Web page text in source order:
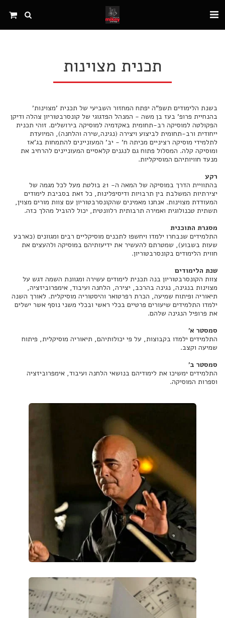
תכנית מצוינות
בשנת הלימודים תשפ"ה יפתח המחזור השביעי של תכנית 'מצוינות'
בהנחיית פרופ' בעז בן משה - המנהל הפדגוגי של קונסרבטוריון צהלה ודיקן
הפקולטה למוסיקה רב-תחומית באקדמיה למוסיקה בירושלים. זוהי תכנית
ייחודית ורב-תחומית לביצוע ויצירה (נגינה,שירה והלחנה), המיועדת
לתלמידי מוסיקה רציניים מכיתה ח' - יב' המעוניינים להתמחות בג'אז
ומוסיקה קלה. המסלול פתוח גם לנגנים קלאסיים המעוניינים להרחיב את
מנעד חוויותיהם המוסיקליות.
רקע
בהתוויית הדרך במוסיקה של המאה ה- 21 בולטת מעל לכל מגמה של
יצירתיות המשלבת בין תרבויות ודיסיפלינות, כל זאת בסביבת לימודים
המעודדת מצוינות. אנחנו מאמינים שהקונסרבטוריון עם צוות מורים מצוין,
תשתית טכנולוגית ואמירה תרבותית רלוונטית, יכול להוביל מהלך כזה.
מסגרת התוכנית
התלמידים שנבחרו ילמדו ויחשפו לתכנים מוסיקליים רבים ומגוונים (כארבע
שעות בשבוע), שמטרתם להעשיר את ידיעותיהם במוסיקה ולהעצים את
חווית הלימודים בקונסרבטוריון.
שנת הלימודים
צוות הקונסרבטוריון בנה תכנית לימודים עשירה ומגוונת השמה דגש על
מצוינות בנגינה, נגינה בהרכב, יצירה, הלחנה ועיבוד, אימפרוביזציה,
תיאוריה ופיתוח שמיעה, הכרת רפרטואר והיסטוריה מוסיקלית. לאורך השנה
ילמדו התלמידים שיעורים פרטיים בכלי ראשי ובכלי משני נוסף אשר ישלים
את פרופיל הנגינה שלהם.
סמסטר א'
התלמידים ילמדו בקבוצות, על פי יכולותיהם, תיאוריה מוסיקלית, פיתוח
שמיעה וקצב.
סמסטר ב'
התלמידים ימשיכו את לימודיהם בנושאי הלחנה ועיבוד, אימפרוביזציה
וספרות המוסיקה.